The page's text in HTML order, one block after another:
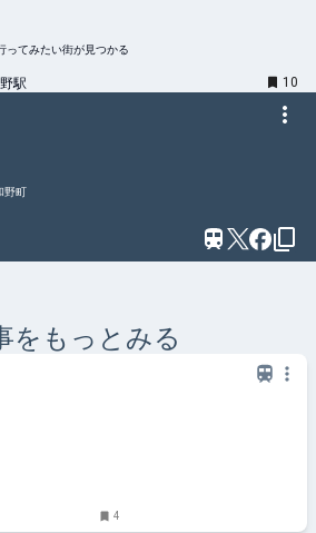
ってみたい街が見つかる
駅 10
野町
をもっとみる
4